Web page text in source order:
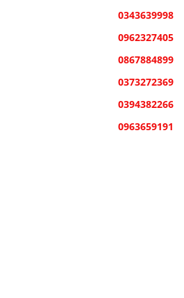
0343639998
0962327405
0867884899
0373272369
0394382266
0963659191